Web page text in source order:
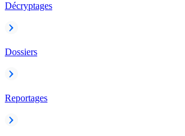
Décryptages
Dossiers
Reportages